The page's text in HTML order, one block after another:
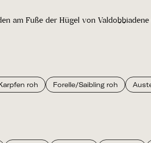
am Fuße der Hügel von
roh Forelle/Saibling roh